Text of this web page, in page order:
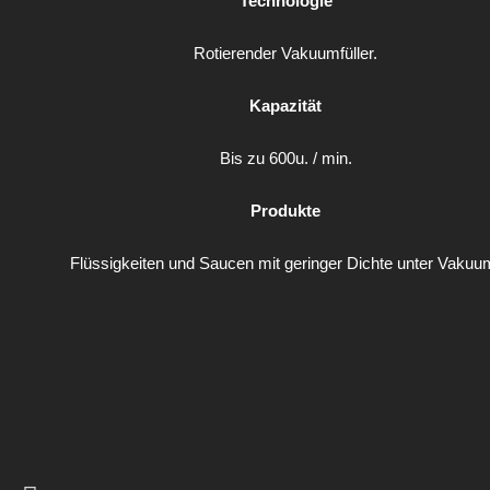
Rotierender Vakuumfüller.
Kapazität
Bis zu 600u. / min.
Produkte
Flüssigkeiten und Saucen mit geringer Dichte unter